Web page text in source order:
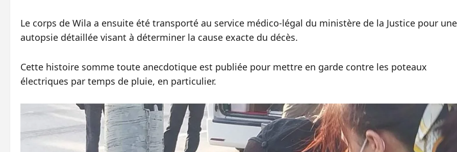
Le corps de Wila a ensuite été transporté au service médico-légal du ministère de la Justice pour une
autopsie détaillée visant à déterminer la cause exacte du décès.
Cette histoire somme toute anecdotique est publiée pour mettre en garde contre les poteaux
électriques par temps de pluie, en particulier.